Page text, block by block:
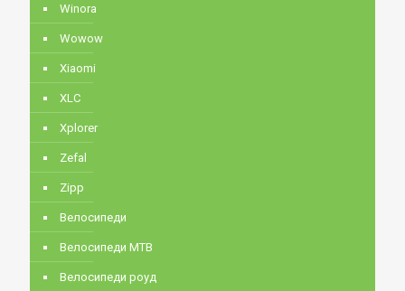
Winora
Wowow
Xiaomi
XLC
Xplorer
Zefal
Zipp
Велосипеди
Велосипеди MTB
Велосипеди роуд